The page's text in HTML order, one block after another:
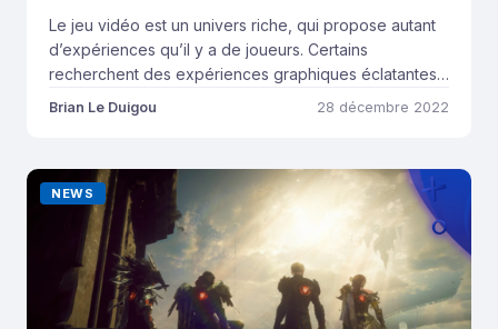
Le jeu vidéo est un univers riche, qui propose autant
d’expériences qu’il y a de joueurs. Certains
recherchent des expériences graphiques éclatantes,
portées par des histoires grandiloquentes, quand
d’apporter des réflexions philosophiques en
exploitant le caractère ludique de leur discipline.
Hideo Kojima, célèbre […]
Brian Le Duigou 28 décembre 2022
NEWS